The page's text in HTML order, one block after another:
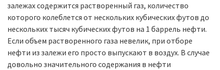
залежах содержится растворенный газ, количество
которого колеблется от нескольких кубических футов до
нескольких тысяч кубических футов на 1 баррель нефти.
Если объем растворенного газа невелик, при отборе
нефти из залежи его просто выпускают в воздух. В случае
довольно значительного содержания в нефти